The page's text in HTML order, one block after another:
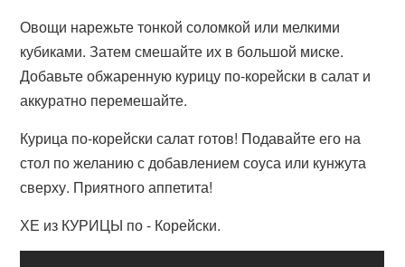
Овощи нарежьте тонкой соломкой или мелкими
кубиками. Затем смешайте их в большой миске.
Добавьте обжаренную курицу по-корейски в салат и
аккуратно перемешайте.
Курица по-корейски салат готов! Подавайте его на
стол по желанию с добавлением соуса или кунжута
сверху. Приятного аппетита!
ХЕ из КУРИЦЫ по - Корейски.